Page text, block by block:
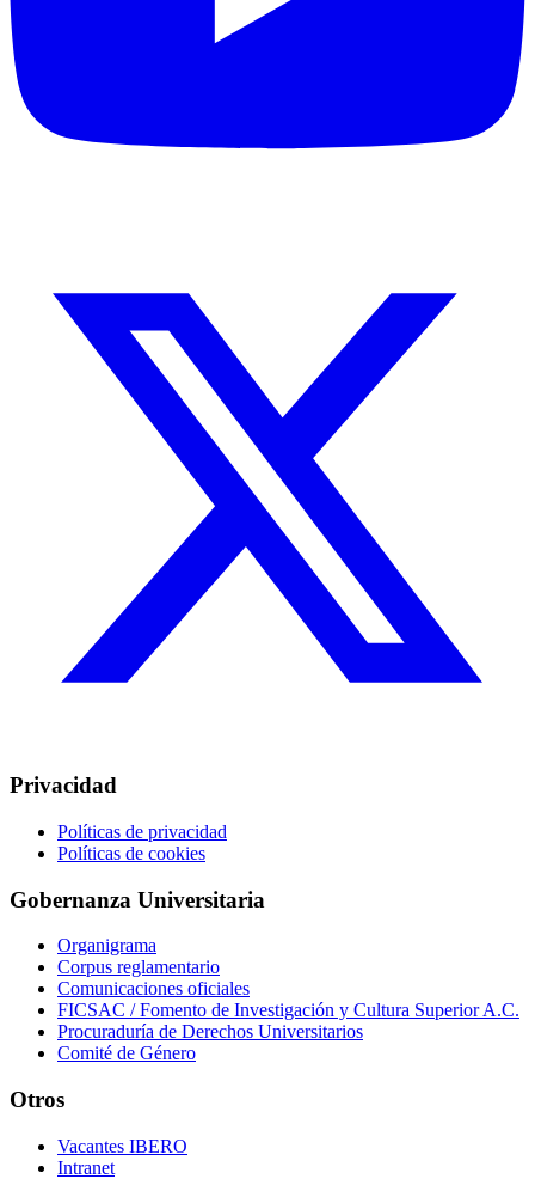
Privacidad
Políticas de privacidad
Políticas de cookies
Gobernanza Universitaria
Organigrama
Corpus reglamentario
Comunicaciones oficiales
FICSAC / Fomento de Investigación y Cultura Superior A.C.
Procuraduría de Derechos Universitarios
Comité de Género
Otros
Vacantes IBERO
Intranet